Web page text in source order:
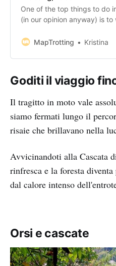
One of the top things to do
(in our opinion anyway) is to
peninsula formed by the
French-influenced town is
of top things to do
MapTrotting Kristina
Goditi il viaggio
Il tragitto in moto vale
siamo fermati lungo il
risaie che brillavano nella
Avvicinandoti alla Cascata
rinfresca e la foresta
dal calore intenso
Orsi e cascate